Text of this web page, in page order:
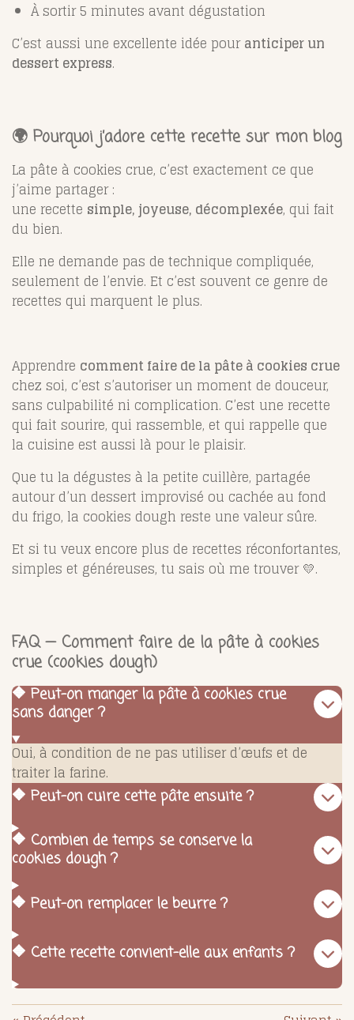
À sortir 5 minutes avant dégustation
C’est aussi une excellente idée pouranticiper un
dessert express.
🌍 Pourquoi j’adore cette recette sur mon blog
La pâte à cookies crue, c’est exactement ce que
j’aime partager :
une recette simple, joyeuse, décomplexée, qui fait
du bien.
Elle ne demande pas de technique compliquée,
seulement de l’envie. Et c’est souvent ce genre de
recettes qui marquent le plus.
Apprendre comment faire de la pâte à cookies crue
chez soi, c’est s’autoriser un moment de douceur,
sans culpabilité ni complication. C’est une recette
qui fait sourire, qui rassemble, et qui rappelle que
la cuisine est aussi là pour le plaisir.
Que tu la dégustes à la petite cuillère, partagée
autour d’un dessert improvisé ou cachée au fond
du frigo, la cookies dough reste une valeur sûre.
Et si tu veux encore plus de recettes réconfortantes,
simples et généreuses, tu sais où me trouver 💛.
FAQ — Comment faire de la pâte à cookies
crue (cookies dough)
🔶 Peut-on manger la pâte à cookies crue
sans danger ?
Oui, à condition de ne pas utiliser d’œufs et de
traiter la farine.
🔶 Peut-on cuire cette pâte ensuite ?
🔶 Combien de temps se conserve la
cookies dough ?
🔶 Peut-on remplacer le beurre ?
🔶 Cette recette convient-elle aux enfants ?